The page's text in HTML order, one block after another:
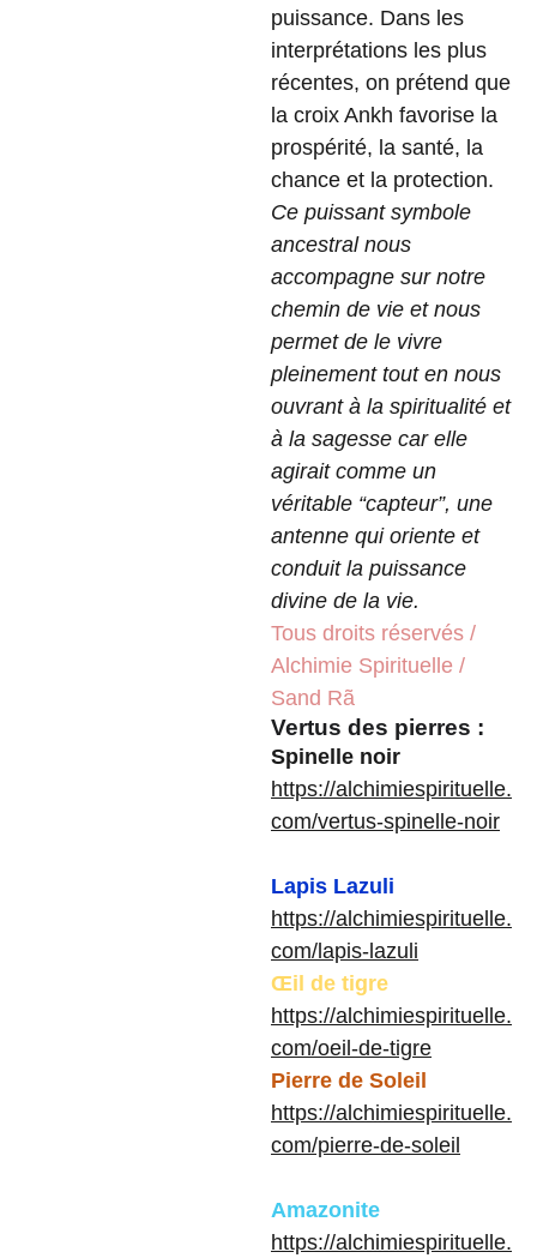
puissance. Dans les
interprétations les plus
récentes, on prétend que
la croix Ankh favorise la
prospérité, la santé, la
chance et la protection.
Ce puissant symbole
ancestral nous
accompagne sur notre
chemin de vie et nous
permet de le vivre
pleinement tout en nous
ouvrant à la spiritualité et
à la sagesse car elle
agirait comme un
véritable “capteur”, une
antenne qui oriente et
conduit la puissance
divine de la vie.
Tous droits réservés /
Alchimie Spirituelle /
Sand Rã
Vertus des pierres :
Spinelle noir
https://alchimiespirituelle.
com/vertus-spinelle-noir
Lapis Lazuli
https://alchimiespirituelle.
com/lapis-lazuli
Œil de tigre
https://alchimiespirituelle.
com/oeil-de-tigre
Pierre de Soleil
https://alchimiespirituelle.
com/pierre-de-soleil
Amazonite
https://alchimiespirituelle.